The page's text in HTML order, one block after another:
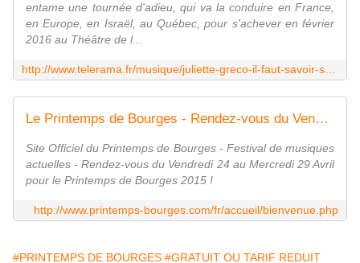
entame une tournée d'adieu, qui va la conduire en France,
en Europe, en Israël, au Québec, pour s'achever en février
2016 au Théâtre de l...
Le Printemps de Bourges - Rendez-vous du Vendredi 24 au Mercredi 29 Avril pour le Printemps de Bourges 2015 !
Site Officiel du Printemps de Bourges - Festival de musiques
actuelles - Rendez-vous du Vendredi 24 au Mercredi 29 Avril
pour le Printemps de Bourges 2015 !
http://www.printemps-bourges.com/fr/accueil/bienvenue.php
#PRINTEMPS DE BOURGES #GRATUIT OU TARIF REDUIT